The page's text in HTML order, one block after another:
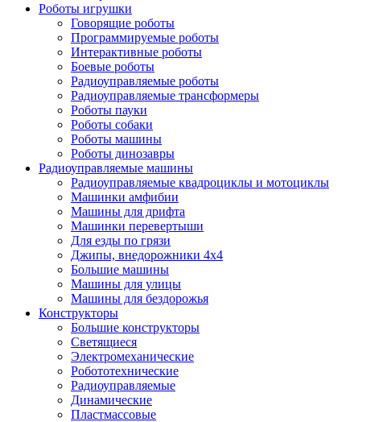
Роботы игрушки
Говорящие роботы
Программируемые роботы
Интерактивные роботы
Боевые роботы
Радиоуправляемые роботы
Радиоуправляемые трансформеры
Роботы пауки
Роботы собаки
Роботы машины
Роботы динозавры
Радиоуправляемые машины
Радиоуправляемые квадроциклы и мотоциклы
Машинки амфибии
Машины для дрифта
Машинки перевертыши
Для езды по грязи
Джипы, внедорожники 4x4
Большие машины
Машины для улицы
Машины для бездорожья
Конструкторы
Большие конструкторы
Светящиеся
Электромеханические
Робототехнические
Радиоуправляемые
Динамические
Пластмассовые